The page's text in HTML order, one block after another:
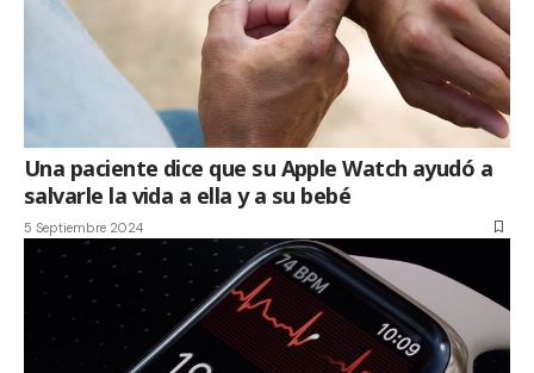
Una paciente dice que su Apple Watch ayudó a
salvarle la vida a ella y a su bebé
5 Septiembre 2024